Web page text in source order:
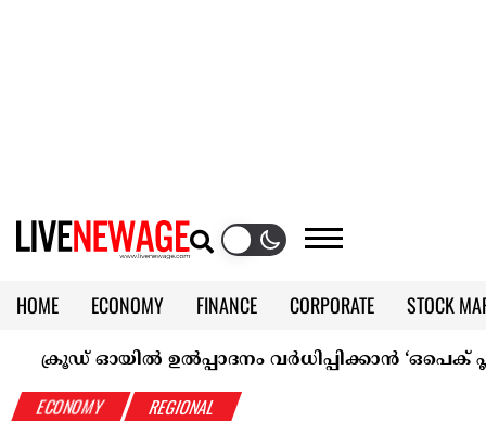
HOME ECONOMY FINANCE CORPORATE
STOCK
CALENDAR
KERALA @70
ഓയിൽ ഉൽപ്പാദനം വർധിപ്പിക്കാൻ ‘ഒപെക് പ്ലസ്’
ECONOMY REGIONAL